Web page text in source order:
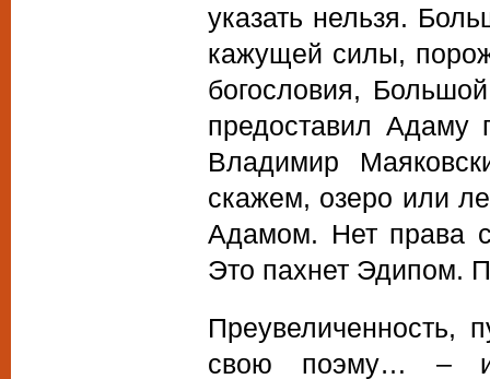
указать нельзя.
кажущей силы,
богословия,
предоставил Адаму
Владимир
скажем, озеро или
Адамом. Нет права
Это пахнет Эдипом.
свою поэму… –